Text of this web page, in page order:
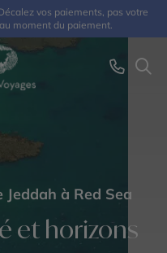
vos paiements, pas votre
moment du paiement.
Jeddah à Red Sea
et horizons